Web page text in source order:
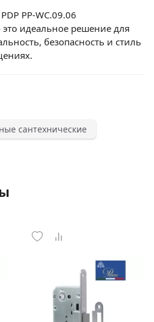
PP-WC.09.06
идеальное решение для
безопасность и стиль
сантехнические